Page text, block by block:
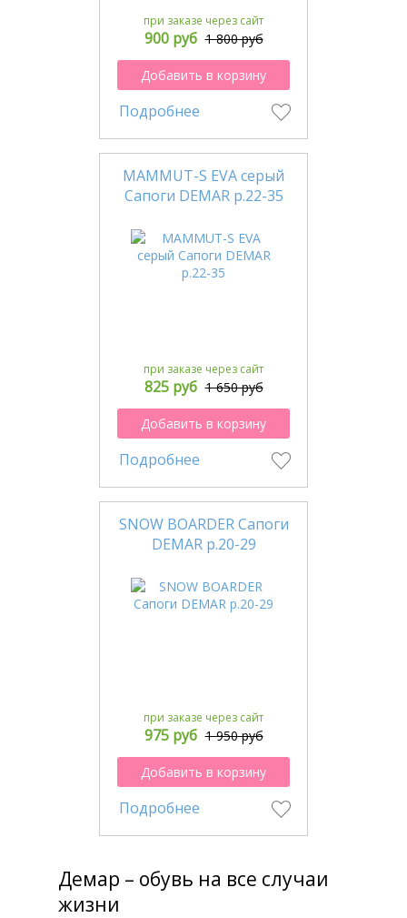
при заказе через сайт
900 руб 1 800 руб
Добавить в корзину
Подробнее
MAMMUT-S EVA серый
Сапоги DEMAR р.22-35
при заказе через сайт
825 руб 1 650 руб
Добавить в корзину
Подробнее
SNOW BOARDER Сапоги
DEMAR р.20-29
при заказе через сайт
975 руб 1 950 руб
Добавить в корзину
Подробнее
Демар – обувь на все случаи
жизни